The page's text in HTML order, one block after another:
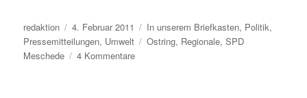
Autor
redaktion
Veröffentlicht
am
4. Februar 2011 Kategorien
In unserem Briefkasten, Politik,
Pressemitteilungen, Umwelt Schlagwörter
Ostring, Regionale,SPD
Meschede
4 Kommentarezu